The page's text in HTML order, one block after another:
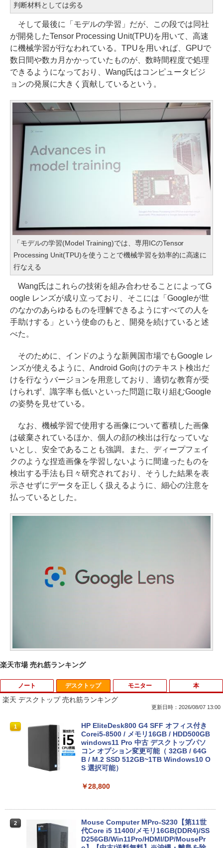
判断材料としては劣る
そして最後に「モデルの学習」だが、この段では同社
が開発したTensor Processing Unit(TPU)を用いて、高速
に機械学習が行なわれている。TPUを用いれば、GPUで
数日間や数カ月かかっていたものが、数時間程度で処理
できるようになっており、Wang氏はコンピュータビジ
ョンの発展に大きく貢献しているという。
「モデルの学習(Model Training)では、専用ICのTensor
Processing Unit(TPU)を使うことで機械学習を効率的に高速に
行なえる
Wang氏はこれらの技術を組み合わせることによってG
oogle レンズが成り立っており、そこには「Googleが世
のなかのあらゆるものを理解できるようにすべての人を
手助けする」という使命のもと、開発を続けていると述
べた。
そのために、インドのような新興国市場でもGoogle レ
ンズが使えるように、Android Go向けのテキスト検出だ
けを行なうバージョンを用意しており、適切な教育が受
けられず、識字率も低いといった問題に取り組むGoogle
の姿勢を見せている。
なお、機械学習で使用する画像について蓄積した画像
は破棄されているほか、個人の顔の検出は行なっていな
いとし、安全であることも強調。また、ディープフェイ
クのような捏造画像を学習しないように間違ったものを
検出する手法も日々研究されており、そうした結果を表
示させずにデータを正しく扱えるように、細心の注意を
払っているとした。
楽天市場 売れ筋ランキング
ノート
1
【楽天1位常連】【新品】 2026年最新モ
デル ノートパソコン パソコン JIS 日本
語キーボード 第14世代CPU搭載 Windo
ws11 第13世代CPU搭載 14.1/15.6インチ
ワイド液晶 フルHD cpu N95/N5095/N34
50 メモリ 8GB 12GB 16GB 32GB SSD
設定済
【マラソンP5倍/10%オフクーポン】中古
デスクトップ
楽天 デスクトップ 売れ筋ランキング
更新日時：2026/08/07 13:00
1
HP EliteDesk800 G4 SFF オフィス付き
Corei5-8500 / メモリ16GB / HDD500GB
windows11 Pro 中古 デスクトップパソ
コン オプション変更可能（ 32GB / 64G
B / M.2 SSD 512GB~1TB Windows10 O
S 選択可能）
￥28,800
2
Mouse Computer MPro-S230【第11世
代Core i5 11400/メモリ16GB(DDR4)/SS
D256GB/Win11Pro/HDMI/DP/MousePr
モニター 本